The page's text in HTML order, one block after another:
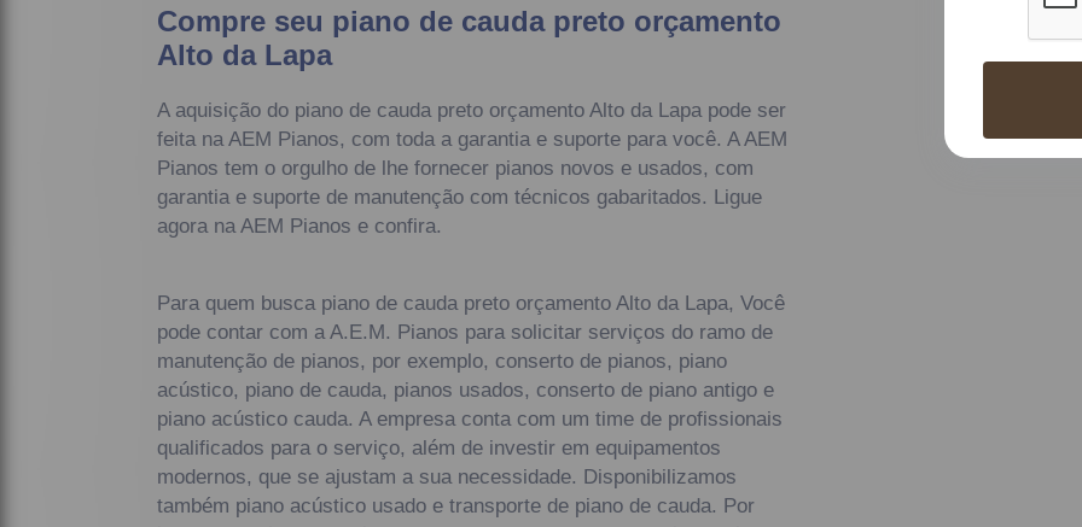
Compre seu piano de cauda preto orçamento
Alto da Lapa
A aquisição do piano de cauda preto orçamento Alto da Lapa pode ser
feita na AEM Pianos, com toda a garantia e suporte para você. A AEM
Pianos tem o orgulho de lhe fornecer pianos novos e usados, com
garantia e suporte de manutenção com técnicos gabaritados. Ligue
agora na AEM Pianos e confira.
Para quem busca piano de cauda preto orçamento Alto da Lapa, Você
pode contar com a A.E.M. Pianos para solicitar serviços do ramo de
manutenção de pianos, por exemplo, conserto de pianos, piano
acústico, piano de cauda, pianos usados, conserto de piano antigo e
piano acústico cauda. A empresa conta com um time de profissionais
qualificados para o serviço, além de investir em equipamentos
modernos, que se ajustam a sua necessidade. Disponibilizamos
também piano acústico usado e transporte de piano de cauda. Por